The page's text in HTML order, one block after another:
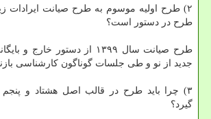
۲) طرح اولیه موسوم به طرح صیانت ایرادات
طرح در دستور است؟
طرح صیانت سال ۱۳۹۹ از دستور
جدید از نو و طی جلسات گوناگون کارشناسی
۳) چرا باید طرح در قالب اصل هشتاد و
گیرد؟